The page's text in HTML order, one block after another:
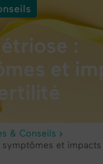
:
et
& Conseils
symptômes et